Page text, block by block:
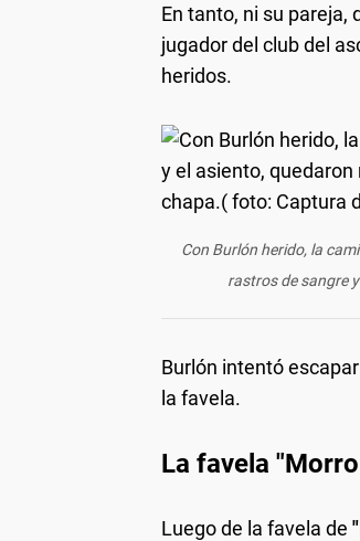
En tanto, ni su pareja,
jugador del club del
heridos.
Con Burlón herido, la
rastros de sangre
Burlón intentó
la favela.
La favela
Luego de la favela de